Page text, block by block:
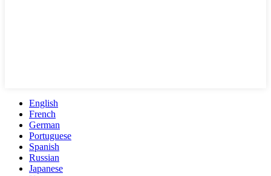
English
French
German
Portuguese
Spanish
Russian
Japanese